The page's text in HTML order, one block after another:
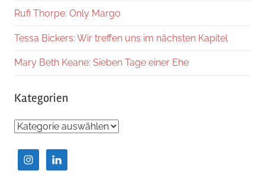
Rufi Thorpe: Only Margo
Tessa Bickers: Wir treffen uns im nächsten Kapitel
Mary Beth Keane: Sieben Tage einer Ehe
Kategorien
Kategorien